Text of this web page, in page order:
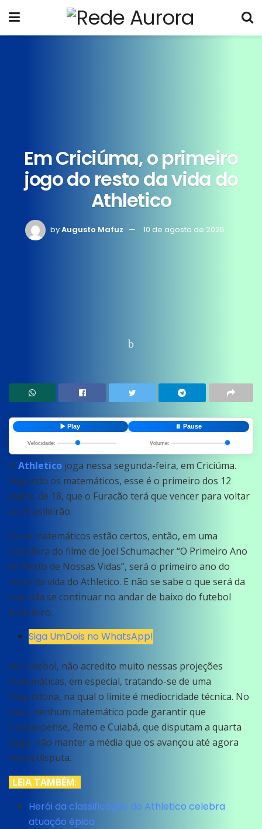
Em Criciúma, o primeiro
jogo do resto da vida do
Athletico
byAugusto Mafuz 10 de agosto de 2025
▶️ Play ⏸️ Pause
Velocidade: Volume:
O Athletico joga nessa segunda-feira, em Criciúma.
Segundo os matemáticos, esse é o primeiro dos 12
jogos, de 18, que o Furacão terá que vencer para voltar
ao Brasileirão.
Se os matemáticos estão certos, então, em uma
metáfora do filme de Joel Schumacher “O Primeiro Ano
do Resto de Nossas Vidas”, será o primeiro ano do
resto da vida do Athletico. E não se sabe o que será da
sua vida se continuar no andar de baixo do futebol
brasileiro.
Siga UmDois no WhatsApp!
No futebol, não acredito muito nessas projeções
matemáticas, em especial, tratando-se de uma
Segundona, na qual o limite é mediocridade técnica. No
caso, nenhum matemático pode garantir que
Chapecoense, Remo e Cuiabá, que disputam a quarta
vaga, irão manter a média que os avançou até agora
nessa disputa.
LEIA TAMBÉM:
Herói da classificação do Athletico celebra
atuação épica